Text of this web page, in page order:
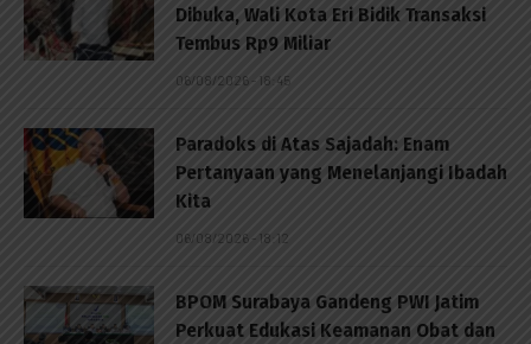
Dibuka, Wali Kota Eri Bidik Transaksi
Tembus Rp9 Miliar
06/08/2026 - 18:45
Paradoks di Atas Sajadah: Enam
Pertanyaan yang Menelanjangi Ibadah
Kita
06/08/2026 - 18:12
BPOM Surabaya Gandeng PWI Jatim
Perkuat Edukasi Keamanan Obat dan